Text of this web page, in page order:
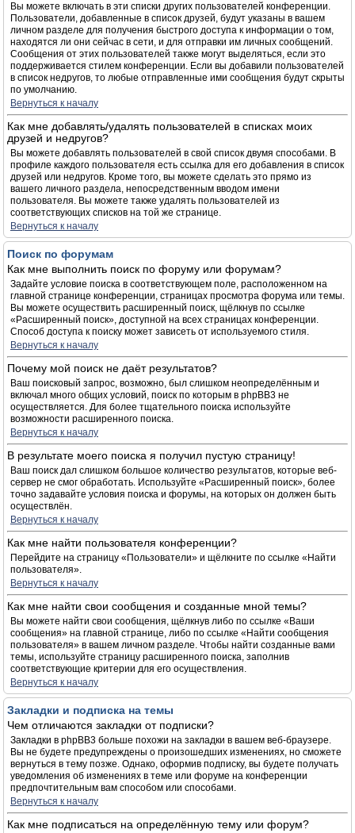
Вы можете включать в эти списки других пользователей конференции.
Пользователи, добавленные в список друзей, будут указаны в вашем
личном разделе для получения быстрого доступа к информации о том,
находятся ли они сейчас в сети, и для отправки им личных сообщений.
Сообщения от этих пользователей также могут выделяться, если это
поддерживается стилем конференции. Если вы добавили пользователей
в список недругов, то любые отправленные ими сообщения будут скрыты
по умолчанию.
Вернуться к началу
Как мне добавлять/удалять пользователей в списках моих
друзей и недругов?
Вы можете добавлять пользователей в свой список двумя способами. В
профиле каждого пользователя есть ссылка для его добавления в список
друзей или недругов. Кроме того, вы можете сделать это прямо из
вашего личного раздела, непосредственным вводом имени
пользователя. Вы можете также удалять пользователей из
соответствующих списков на той же странице.
Вернуться к началу
Поиск по форумам
Как мне выполнить поиск по форуму или форумам?
Задайте условие поиска в соответствующем поле, расположенном на
главной странице конференции, страницах просмотра форума или темы.
Вы можете осуществить расширенный поиск, щёлкнув по ссылке
«Расширенный поиск», доступной на всех страницах конференции.
Способ доступа к поиску может зависеть от используемого стиля.
Вернуться к началу
Почему мой поиск не даёт результатов?
Ваш поисковый запрос, возможно, был слишком неопределённым и
включал много общих условий, поиск по которым в phpBB3 не
осуществляется. Для более тщательного поиска используйте
возможности расширенного поиска.
Вернуться к началу
В результате моего поиска я получил пустую страницу!
Ваш поиск дал слишком большое количество результатов, которые веб-
сервер не смог обработать. Используйте «Расширенный поиск», более
точно задавайте условия поиска и форумы, на которых он должен быть
осуществлён.
Вернуться к началу
Как мне найти пользователя конференции?
Перейдите на страницу «Пользователи» и щёлкните по ссылке «Найти
пользователя».
Вернуться к началу
Как мне найти свои сообщения и созданные мной темы?
Вы можете найти свои сообщения, щёлкнув либо по ссылке «Ваши
сообщения» на главной странице, либо по ссылке «Найти сообщения
пользователя» в вашем личном разделе. Чтобы найти созданные вами
темы, используйте страницу расширенного поиска, заполнив
соответствующие критерии для его осуществления.
Вернуться к началу
Закладки и подписка на темы
Чем отличаются закладки от подписки?
Закладки в phpBB3 больше похожи на закладки в вашем веб-браузере.
Вы не будете предупреждены о произошедших изменениях, но сможете
вернуться в тему позже. Однако, оформив подписку, вы будете получать
уведомления об изменениях в теме или форуме на конференции
предпочтительным вам способом или способами.
Вернуться к началу
Как мне подписаться на определённую тему или форум?